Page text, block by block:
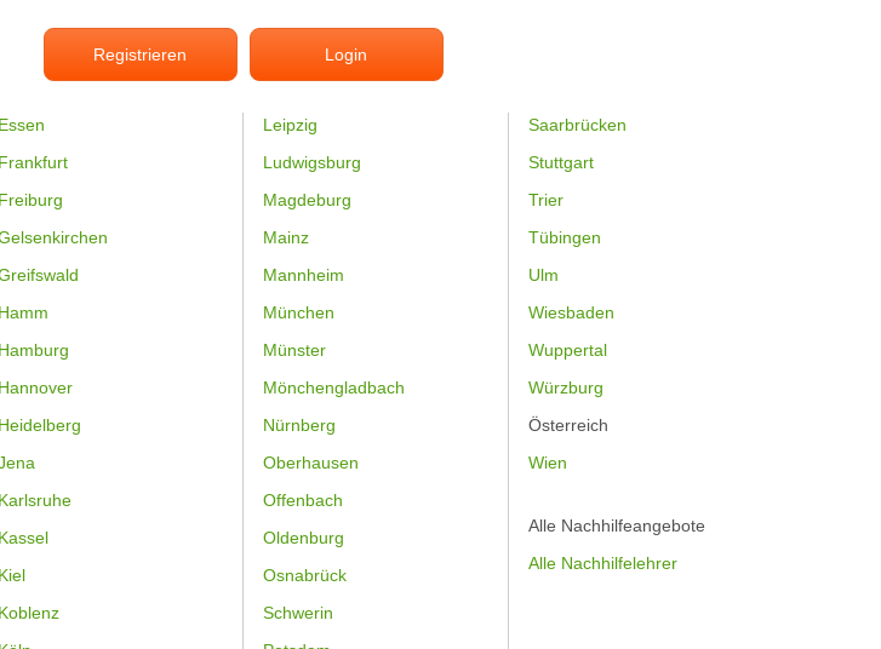
Registrieren Login
Essen
Frankfurt
Freiburg
Hamm
Hamburg
Hannover
Heidelberg
Karlsruhe
Kassel
Kiel
Koblenz
Leipzig
Ludwigsburg
Magdeburg
Mainz
Mannheim
München
Münster
Mönchengladbach
Nürnberg
Oberhausen
Offenbach
Oldenburg
Osnabrück
Schwerin
Saarbrücken
Stuttgart
Trier
Tübingen
Ulm
Wiesbaden
Wuppertal
Würzburg
Österreich
Wien
Alle Nachhilfeangebote
Alle Nachhilfelehrer